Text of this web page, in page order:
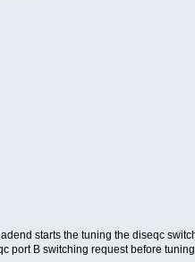
starts the tuning the diseqc
port B switching request before